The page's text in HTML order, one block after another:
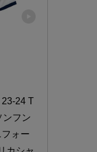
23-24 T
ンフン
ォー